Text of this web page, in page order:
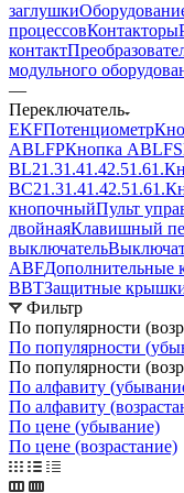
заглушки
процессовКонтакторы
контакт
модульного
—
Переключатель
EKFПотенциометр
ABLFPКнопка ABLFS
BL21.31.41.42.51.61.
BC21.31.41.42.51.61.
кнопочныйПульт
двойнаяКлавишный
выключатель
ABFДополнительные
BBTЗащитные
Фильтр
По популярности
По популярности
По популярности
По алфавиту
По алфавиту
По цене (убывание)
По цене (возрастание)